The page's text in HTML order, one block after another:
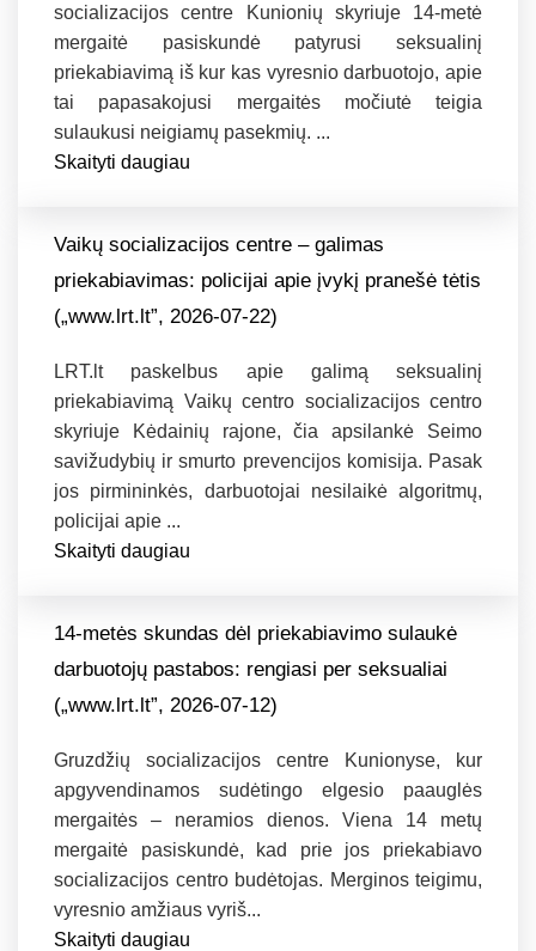
socializacijos centre Kunionių skyriuje 14-metė
mergaitė pasiskundė patyrusi seksualinį
priekabiavimą iš kur kas vyresnio darbuotojo, apie
tai papasakojusi mergaitės močiutė teigia
sulaukusi neigiamų pasekmių. ...
Skaityti daugiau
Vaikų socializacijos centre – galimas
priekabiavimas: policijai apie įvykį pranešė tėtis
(„www.lrt.lt”, 2026-07-22)
LRT.lt paskelbus apie galimą seksualinį
priekabiavimą Vaikų centro socializacijos centro
skyriuje Kėdainių rajone, čia apsilankė Seimo
savižudybių ir smurto prevencijos komisija. Pasak
jos pirmininkės, darbuotojai nesilaikė algoritmų,
policijai apie ...
Skaityti daugiau
14-metės skundas dėl priekabiavimo sulaukė
darbuotojų pastabos: rengiasi per seksualiai
(„www.lrt.lt”, 2026-07-12)
Gruzdžių socializacijos centre Kunionyse, kur
apgyvendinamos sudėtingo elgesio paauglės
mergaitės – neramios dienos. Viena 14 metų
mergaitė pasiskundė, kad prie jos priekabiavo
socializacijos centro budėtojas. Merginos teigimu,
vyresnio amžiaus vyriš...
Skaityti daugiau